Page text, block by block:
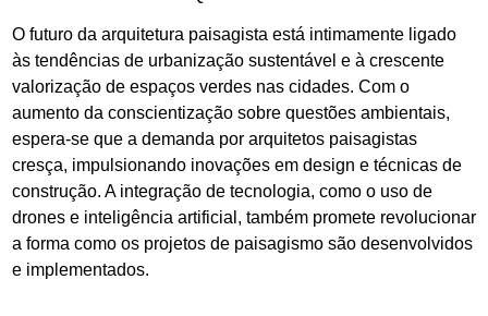
O futuro da arquitetura paisagista está intimamente ligado
às tendências de urbanização sustentável e à crescente
valorização de espaços verdes nas cidades. Com o
aumento da conscientização sobre questões ambientais,
espera-se que a demanda por arquitetos paisagistas
cresça, impulsionando inovações em design e técnicas de
construção. A integração de tecnologia, como o uso de
drones e inteligência artificial, também promete revolucionar
a forma como os projetos de paisagismo são desenvolvidos
e implementados.